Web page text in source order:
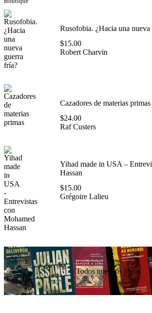
Rusofobia. ¿Hacia una nueva
$15.00
Robert Charvin
Cazadores de materias primas
$24.00
Raf Custers
Yihad made in USA –
Hassan
$15.00
Grégoire Lalieu
Todos nuestros libros